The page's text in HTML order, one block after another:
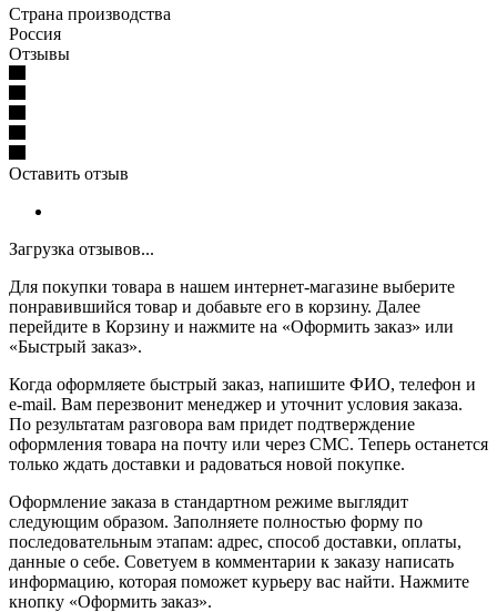
Страна производства
Россия
Отзывы
Оставить отзыв
Загрузка отзывов...
Для покупки товара в нашем интернет-магазине выберите
понравившийся товар и добавьте его в корзину. Далее
перейдите в Корзину и нажмите на «Оформить заказ» или
«Быстрый заказ».
Когда оформляете быстрый заказ, напишите ФИО, телефон и
e-mail. Вам перезвонит менеджер и уточнит условия заказа.
По результатам разговора вам придет подтверждение
оформления товара на почту или через СМС. Теперь останется
только ждать доставки и радоваться новой покупке.
Оформление заказа в стандартном режиме выглядит
следующим образом. Заполняете полностью форму по
последовательным этапам: адрес, способ доставки, оплаты,
данные о себе. Советуем в комментарии к заказу написать
информацию, которая поможет курьеру вас найти. Нажмите
кнопку «Оформить заказ».